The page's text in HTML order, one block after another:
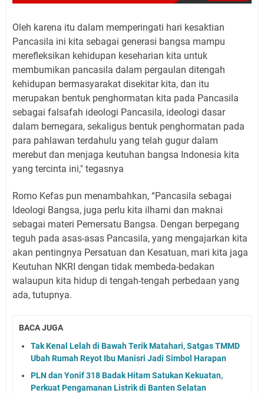
Oleh karena itu dalam memperingati hari kesaktian
Pancasila ini kita sebagai generasi bangsa mampu
merefleksikan kehidupan keseharian kita untuk
membumikan pancasila dalam pergaulan ditengah
kehidupan bermasyarakat disekitar kita, dan itu
merupakan bentuk penghormatan kita pada Pancasila
sebagai falsafah ideologi Pancasila, ideologi dasar
dalam bernegara, sekaligus bentuk penghormatan pada
para pahlawan terdahulu yang telah gugur dalam
merebut dan menjaga keutuhan bangsa Indonesia kita
yang tercinta ini," tegasnya
Romo Kefas pun menambahkan, “Pancasila sebagai
Ideologi Bangsa, juga perlu kita ilhami dan maknai
sebagai materi Pemersatu Bangsa. Dengan berpegang
teguh pada asas-asas Pancasila, yang mengajarkan kita
akan pentingnya Persatuan dan Kesatuan, mari kita jaga
Keutuhan NKRI dengan tidak membeda-bedakan
walaupun kita hidup di tengah-tengah perbedaan yang
ada, tutupnya.
BACA JUGA
Tak Kenal Lelah di Bawah Terik Matahari, Satgas TMMD
Ubah Rumah Reyot Ibu Manisri Jadi Simbol Harapan
PLN dan Yonif 318 Badak Hitam Satukan Kekuatan,
Perkuat Pengamanan Listrik di Banten Selatan